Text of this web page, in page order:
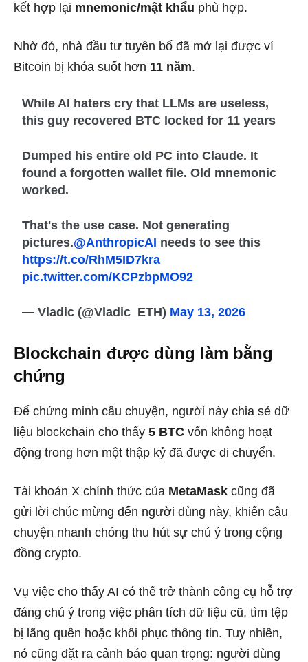
kết hợp lại mnemonic/mật khẩu phù hợp.
Nhờ đó, nhà đầu tư tuyên bố đã mở lại được ví
Bitcoin bị khóa suốt hơn 11 năm.
While AI haters cry that LLMs are useless,
this guy recovered BTC locked for 11 years
Dumped his entire old PC into Claude. It
found a forgotten wallet file. Old mnemonic
worked.
That's the use case. Not generating
pictures.@AnthropicAI needs to see this
https://t.co/RhM5ID7kra
pic.twitter.com/KCPzbpMO92
— Vladic (@Vladic_ETH) May 13, 2026
Blockchain được dùng làm bằng
chứng
Để chứng minh câu chuyện, người này chia sẻ dữ
liệu blockchain cho thấy 5 BTC vốn không hoạt
động trong hơn một thập kỷ đã được di chuyển.
Tài khoản X chính thức của MetaMask cũng đã
gửi lời chúc mừng đến người dùng này, khiến câu
chuyện nhanh chóng thu hút sự chú ý trong cộng
đồng crypto.
Vụ việc cho thấy AI có thể trở thành công cụ hỗ trợ
đáng chú ý trong việc phân tích dữ liệu cũ, tìm tệp
bị lãng quên hoặc khôi phục thông tin. Tuy nhiên,
nó cũng đặt ra cảnh báo quan trọng: người dùng